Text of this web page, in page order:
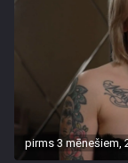
pirms 3 mēnešiem,